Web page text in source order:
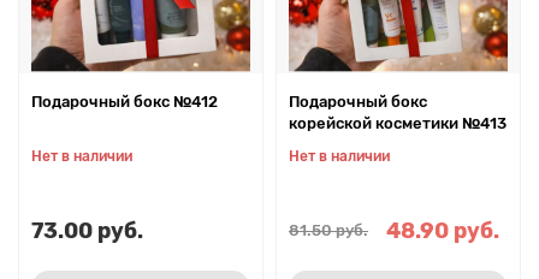
Подарочный бокс №412
Нет в наличии
73.00 руб.
Подарочный бокс
корейской косметики №413
Нет в наличии
81.50 руб. 48.90 руб.